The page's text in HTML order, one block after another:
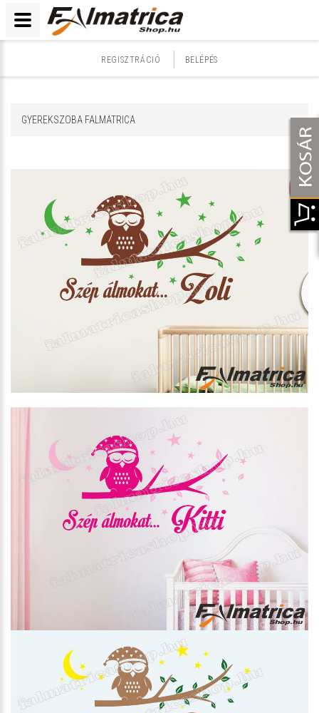
REGISZTRÁCIÓ BELÉPÉS
GYEREKSZOBA FALMATRICA